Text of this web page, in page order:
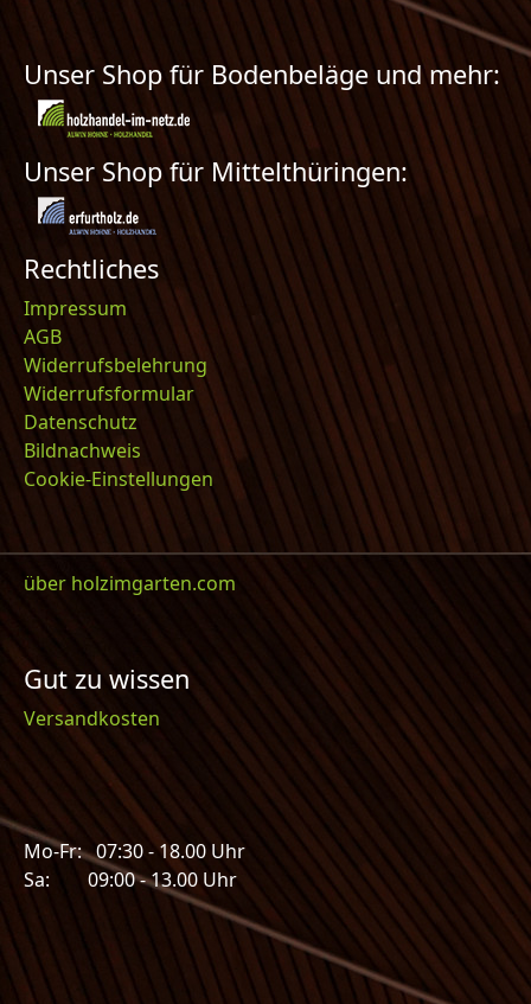
Unser Shop für Bodenbeläge und mehr:
Unser Shop für Mittelthüringen:
Rechtliches
Impressum
AGB
Widerrufsbelehrung
Widerrufsformular
Datenschutz
Bildnachweis
Cookie-Einstellungen
über holzimgarten.com
Gut zu wissen
Versandkosten
Mo-Fr: 07:30 - 18.00 Uhr
Sa: 09:00 - 13.00 Uhr